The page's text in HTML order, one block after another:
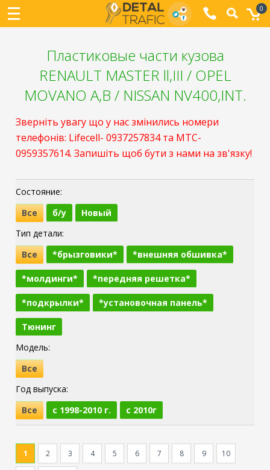
0
Пластиковые части кузова
RENAULT MASTER ll,III / OPEL
MOVANO A,B / NISSAN NV400,INT.
Зверніть увагу що у нас змінились номери
телефонів: Lifecell- 0937257834 та МТС-
0959357614. Запишіть щоб бути з нами на зв'язку!
Состояние:
Все
б/у
Новый
Тип детали:
Все
*брызговики* *внешняя обшивка*
*молдинги* *передняя решетка*
*подкрылки* *установочная панель*
Тюнинг
Модель:
Все
Год выпуска:
Все
c 1998-2010 г. c 2010г
1 2 3 4 5 6 7 8 9 10